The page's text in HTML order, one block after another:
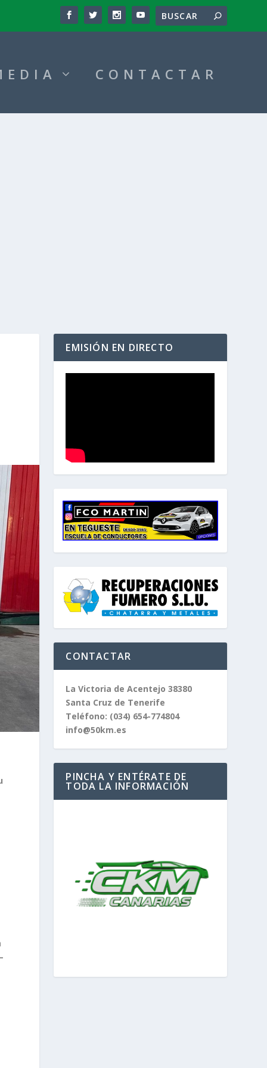
CONTACTAR
EMISIÓN EN DIRECTO
CONTACTAR
La Victoria de Acentejo 38380
Santa Cruz de Tenerife
Teléfono: (034) 654-774804
info@50km.es
PINCHA Y ENTÉRATE DE
TODA LA INFORMACIÓN